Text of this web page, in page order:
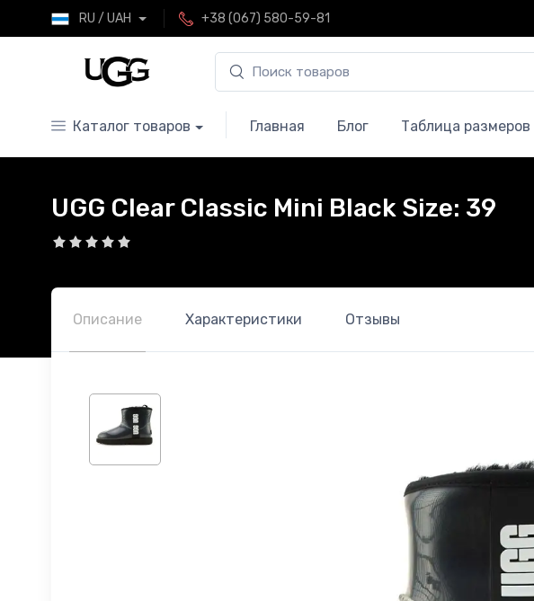
RU / UAH +38 (067) 580-59-81
Каталог товаров Главная Блог Таблица размеров
UGG Clear Classic Mini Black Size: 39
Описание Характеристики Отзывы